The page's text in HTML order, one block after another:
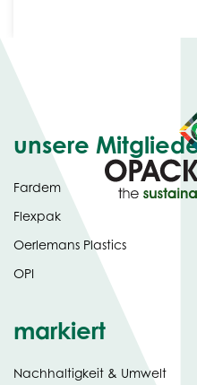
unsere
Fardem
Flexpak
Oerlemans Plastics
OPI
markiert
Nachhaltigkeit & Umwelt